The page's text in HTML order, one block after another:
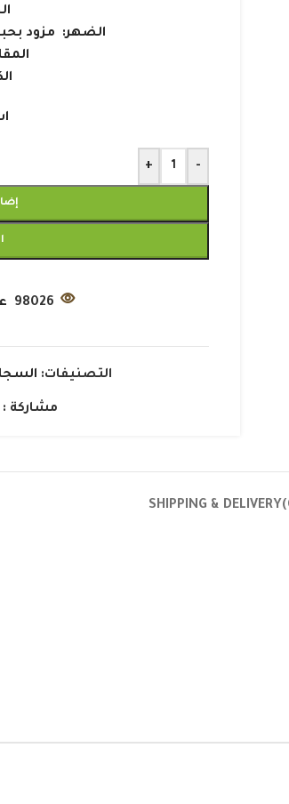
الضهر: مزود
المقاس
-
+
98026
التصنيفات:
مشاركة :
SHIPPING & DELIVERY